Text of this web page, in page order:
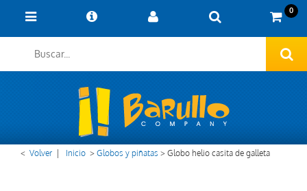
0
< Volver Inicio >Globos y piñatas >Globo helio casita de galleta